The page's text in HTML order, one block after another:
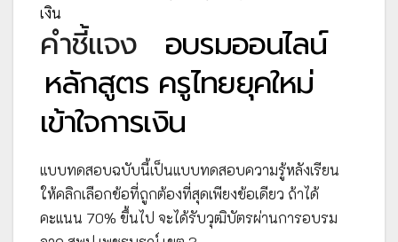
เงิน
คำชี้แจง
อบรมออนไลน์
หลักสูตร ครูไทยยุคใหม่
เข้าใจการเงิน
แบบทดสอบฉบับนี้เป็นแบบทดสอบความรู้หลังเรียน
ให้คลิกเลือกข้อที่ถูกต้องที่สุดเพียงข้อเดียว ถ้าได้
คะแนน 70% ขึ้นไป จะได้รับวุฒิบัตรผ่านการอบรม